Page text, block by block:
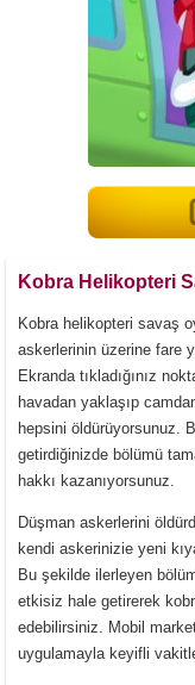
Kobra Helikopteri
Kobra helikopteri savaş
askerlerinin üzerine fare
Ekranda tıkladığınız
havadan yaklaşıp
hepsini öldürüyorsunuz.
getirdiğinizde bölümü
hakkı kazanıyorsunuz.
Düşman askerlerini
kendi askerinizie yeni
Bu şekilde ilerleyen
etkisiz hale getirerek
edebilirsiniz. Mobil
uygulamayla keyifli